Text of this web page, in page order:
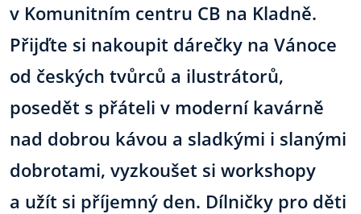
v Komunitním centru CB na Kladně.
Přijďte si nakoupit dárečky na Vánoce
od českých tvůrců a ilustrátorů,
posedět s přáteli v moderní kavárně
nad dobrou kávou a sladkými i slanými
dobrotami, vyzkoušet si workshopy
a užít si příjemný den. Dílničky pro děti